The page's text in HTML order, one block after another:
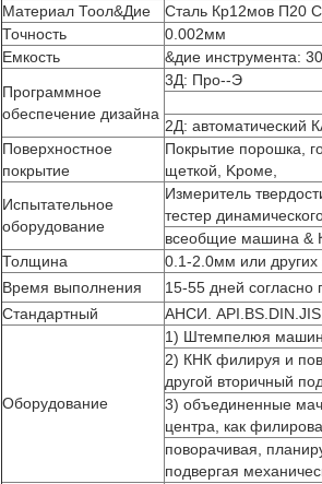
Материал Тоол&Дие
Сталь Кр12мов П20
Точность
0.002мм
Емкость
&дие инструмента:
Программное
обеспечение дизайна
3Д: Про--Э
2Д: автоматический
Поверхностное
покрытие
Покрытие порошка,
щеткой, Kроме,
Испытательное
оборудование
Измеритель
тестер
всеобщие машина &
Толщина
0.1-2.0мм или других
Время выполнения
15-55 дней согласно
Стандартный
АНСИ.
Оборудование
1) Штемпелюя
2) КНК филируя и
другой вторичный
3) объединенные
центра, как
поворачивая,
подвергая